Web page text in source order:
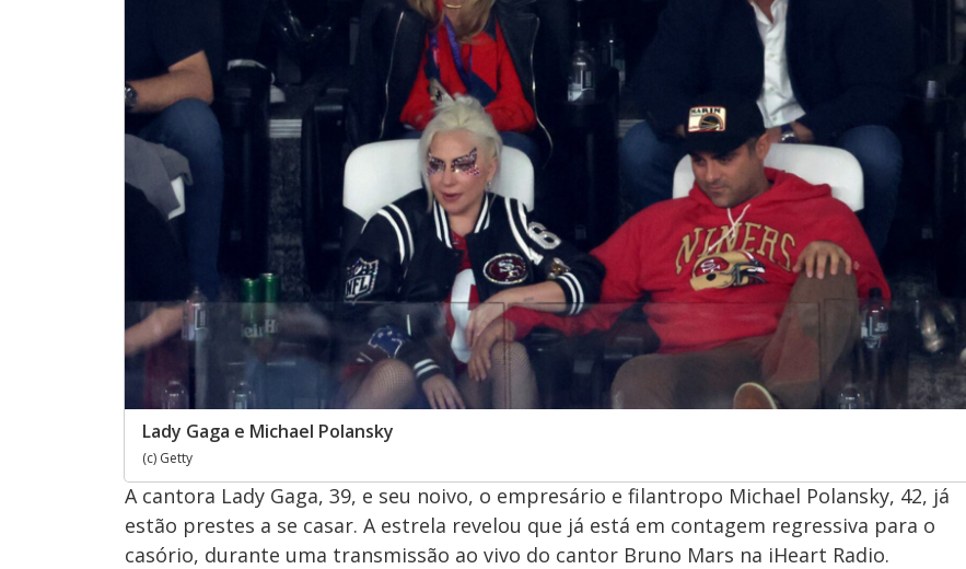
Lady Gaga e Michael Polansky
(c) Getty
A cantora Lady Gaga, 39, e seu noivo, o empresário e filantropo Michael Polansky, 42, já
estão prestes a se casar. A estrela revelou que já está em contagem regressiva para o
casório, durante uma transmissão ao vivo do cantor Bruno Mars na iHeart Radio.